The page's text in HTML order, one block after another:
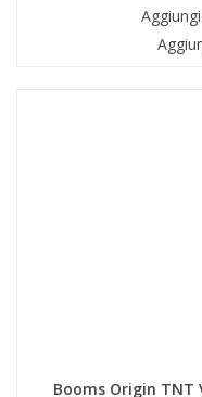
Booms Origin TNT